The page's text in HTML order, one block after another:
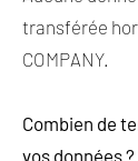
transférée
COMPANY.
Combien de
vos données ?